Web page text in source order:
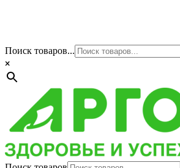
Поиск товаров...
×